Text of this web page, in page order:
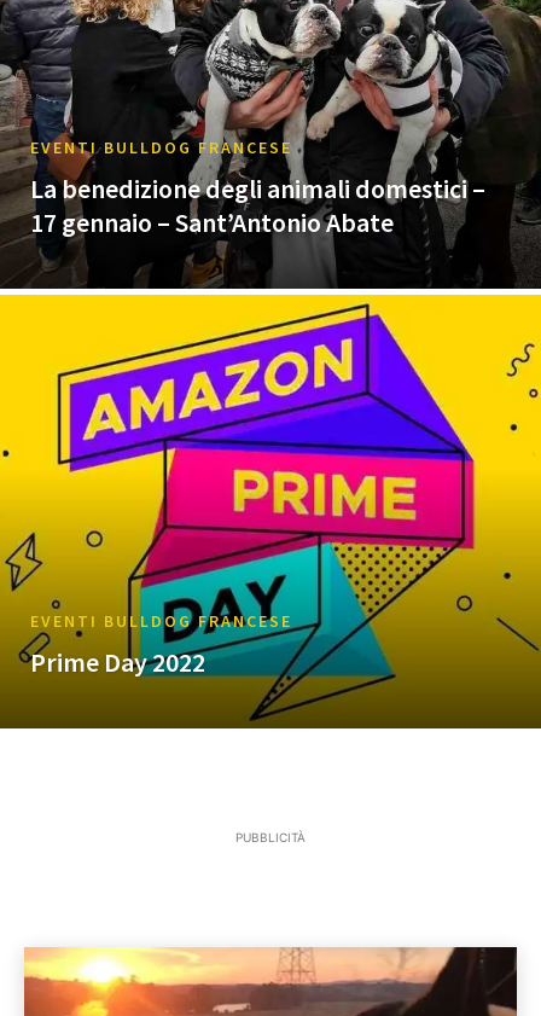
EVENTI BULLDOG FRANCESE
La benedizione degli animali domestici –
17 gennaio – Sant’Antonio Abate
EVENTI BULLDOG FRANCESE
Prime Day 2022
PUBBLICITÀ